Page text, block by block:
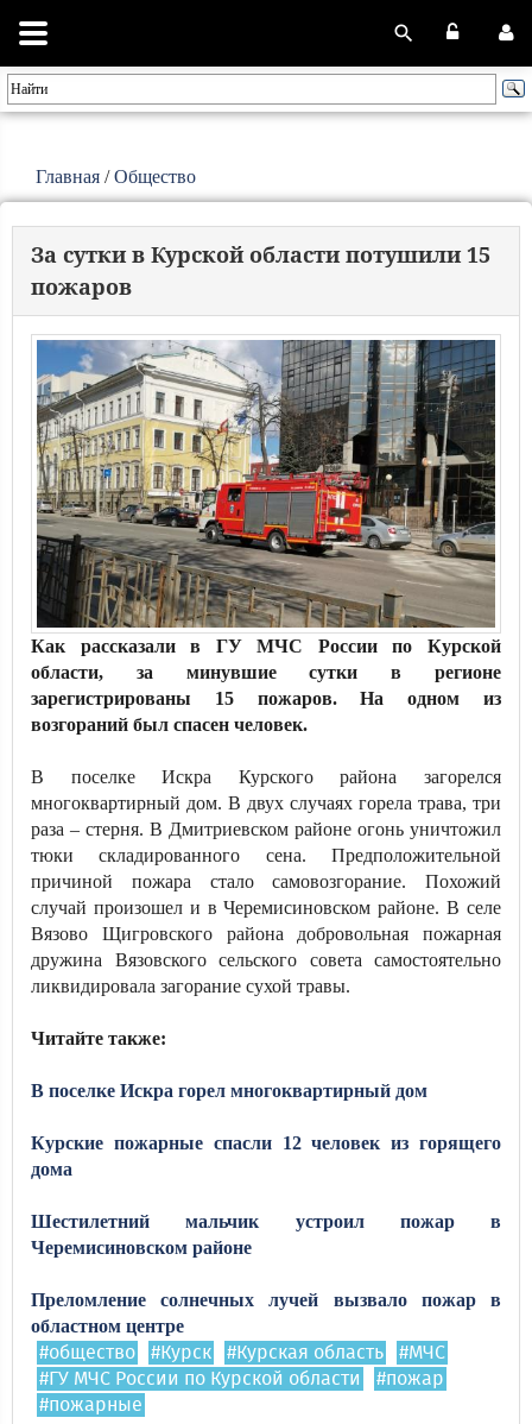
Главная /Общество
За сутки в Курской области потушили 15
пожаров
Как рассказали в ГУ МЧС России по Курской
области, за минувшие сутки в регионе
зарегистрированы 15 пожаров. На одном из
возгораний был спасен человек.
В поселке Искра Курского района загорелся
многоквартирный дом. В двух случаях горела трава, три
раза – стерня. В Дмитриевском районе огонь уничтожил
тюки складированного сена. Предположительной
причиной пожара стало самовозгорание. Похожий
случай произошел и в Черемисиновском районе. В селе
Вязово Щигровского района добровольная пожарная
дружина Вязовского сельского совета самостоятельно
ликвидировала загорание сухой травы.
Читайте также:
В поселке Искра горел многоквартирный дом
Курские пожарные спасли 12 человек из горящего
дома
Шестилетний мальчик устроил пожар в
Черемисиновском районе
Преломление солнечных лучей вызвало пожар в
областном центре
#общество #Курск #Курская область
#МЧС
#ГУ МЧС России по Курской области
#пожар
#пожарные